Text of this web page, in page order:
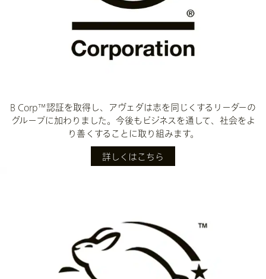
B Corp™認証を取得し、アヴェダは志を同じくするリーダーの
グループに加わりました。今後もビジネスを通して、社会をよ
り善くすることに取り組みます。
詳しくはこちら